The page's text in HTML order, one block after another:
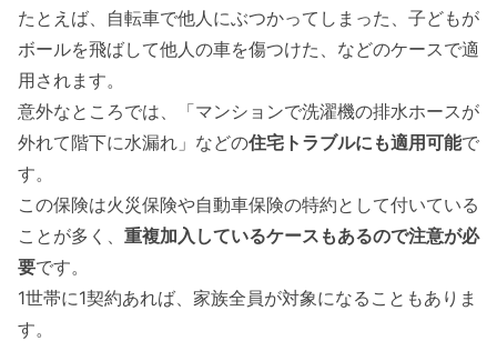
たとえば、自転車で他人にぶつかってしまった、子どもが
ボールを飛ばして他人の車を傷つけた、などのケースで適
用されます。
意外なところでは、「マンションで洗濯機の排水ホースが
外れて階下に水漏れ」などの住宅トラブルにも適用可能で
す。
この保険は火災保険や自動車保険の特約として付いている
ことが多く、 重複加入しているケースもあるので注意が必
要です。
1世帯に1契約あれば、家族全員が対象になることもありま
す。